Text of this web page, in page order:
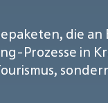
die an
Prozesse in